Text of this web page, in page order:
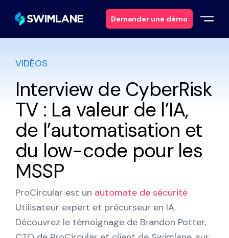
Demander une démo
Pourquoi Swimlane ?
Solutions
Produits
Services
Ressources
À propos
VIDÉOS
Interview de CyberRisk
TV : La valeur de l’IA,
de l’automatisation et
du low-code pour les
MSSP
ProCircular est un automate de sécurité
Utilisateur expert et précurseur en IA.
Découvrez le témoignage de Brandon Potter,